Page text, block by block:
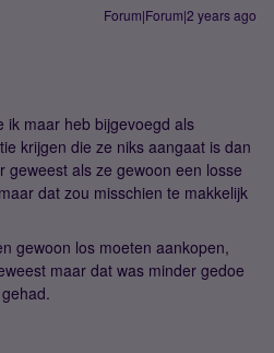
Forum|Forum|2 years ago
ik maar heb bijgevoegd als
krijgen die ze niks aangaat is dan
geweest als ze gewoon een losse
dat zou misschien te makkelijk
gewoon los moeten aankopen,
maar dat was minder gedoe